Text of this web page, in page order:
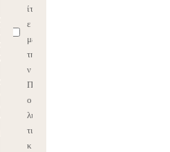
ίτ
ε
με
τη
ν
Π
ο
λι
τι
κ